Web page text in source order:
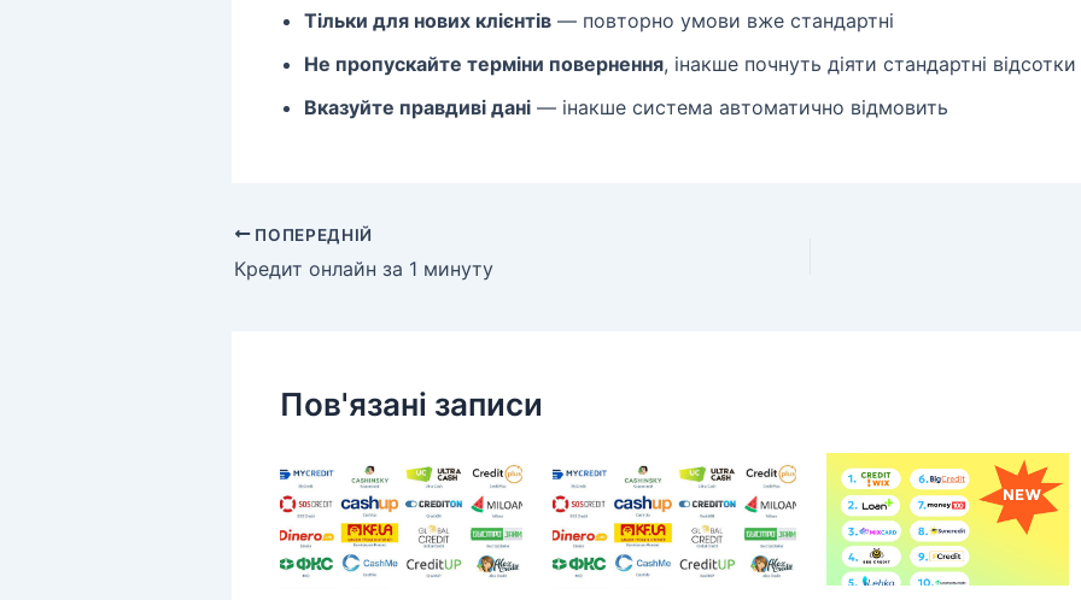
Тільки для нових клієнтів — повторно умови вже стандартні
Не пропускайте терміни повернення, інакше почнуть діяти стандартні
Вказуйте правдиві дані — інакше система автоматично відмовить
ПОПЕРЕДНІЙ
Кредит онлайн за 1 минуту
Пов'язані записи